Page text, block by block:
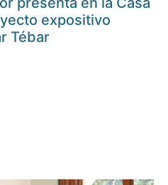
expositivo
Tébar